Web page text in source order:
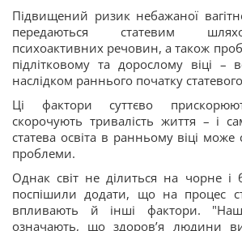
Підвищений ризик небажаної
передаються статевим
психоактивних речовин, а також
підлітковому та дорослому віці
наслідком раннього початку
Ці фактори суттєво
скорочують тривалість життя – і
статева освіта в ранньому віці
проблеми.
Однак світ не ділиться на чорне і
поспішили додати, що на процес
впливають й інші фактори.
означають, що здоров’я людини